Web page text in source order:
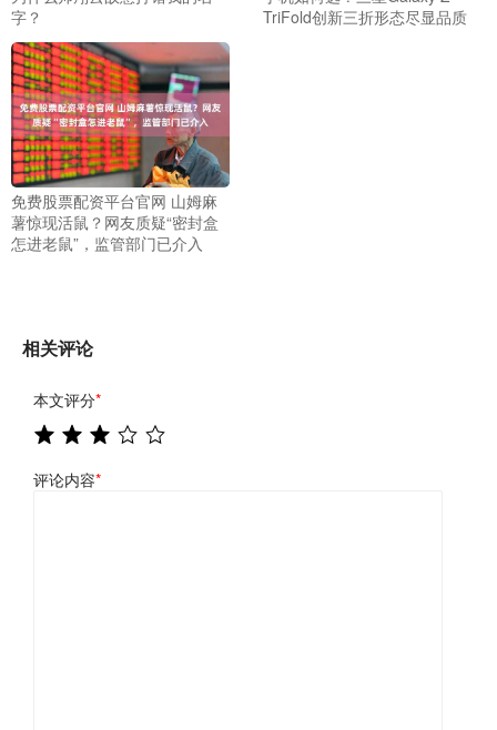
字？
TriFold创新三折形态尽显品质
免费股票配资平台官网 山姆麻
薯惊现活鼠？网友质疑“密封盒
怎进老鼠”，监管部门已介入
相关评论
本文评分*
评论内容*